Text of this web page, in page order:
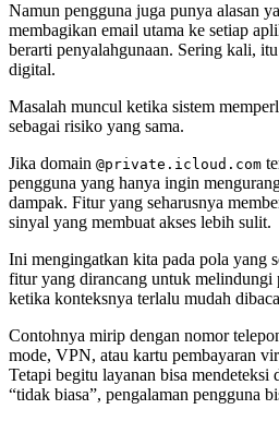
Namun pengguna juga punya alasan
membagikan email utama ke setiap
berarti penyalahgunaan. Sering kali,
digital.
Masalah muncul ketika sistem
sebagai risiko yang sama.
Jika domain @private.icloud.com
pengguna yang hanya ingin
dampak. Fitur yang seharusnya
sinyal yang membuat akses lebih sulit.
Ini mengingatkan kita pada pola yang
fitur yang dirancang untuk melindungi
ketika konteksnya terlalu mudah
Contohnya mirip dengan nomor
mode, VPN, atau kartu pembayaran
Tetapi begitu layanan bisa mendeteksi
“tidak biasa”, pengalaman pengguna